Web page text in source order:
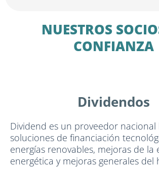
NUESTROS
CONFIANZA
Dividendos
Dividend es un proveedor nacional
soluciones de financiación
energías renovables, mejoras de la
energética y mejoras generales del